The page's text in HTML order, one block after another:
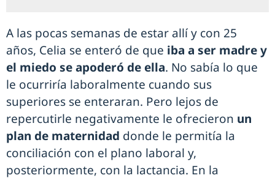
A las pocas semanas de estar allí y con 25
años, Celia se enteró de que iba a ser madre y
el miedo se apoderó de ella. No sabía lo que
le ocurriría laboralmente cuando sus
superiores se enteraran. Pero lejos de
repercutirle negativamente le ofrecieron un
plan de maternidad donde le permitía la
conciliación con el plano laboral y,
posteriormente, con la lactancia. En la